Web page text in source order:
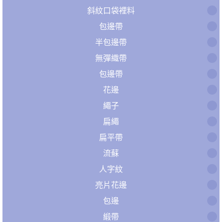
斜紋口袋裡料
包邊帶
半包邊帶
無彈織帶
包邊帶
花邊
繩子
扁繩
扁平帶
流蘇
人字紋
亮片花邊
包邊
緞帶